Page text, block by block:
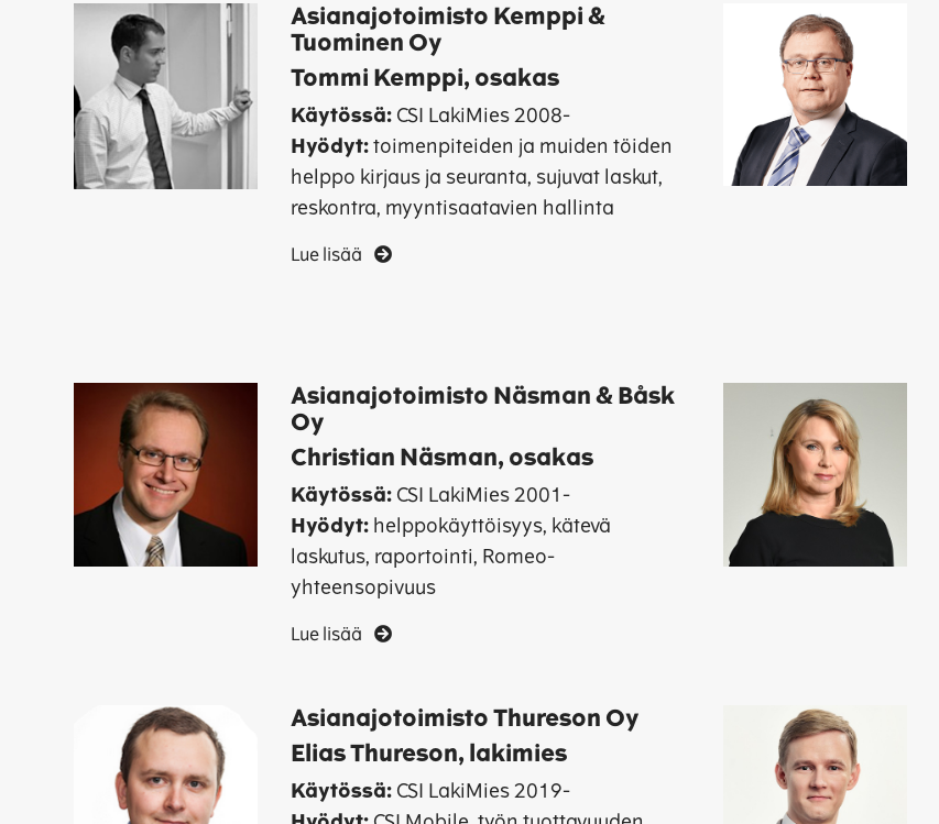
Asianajotoimisto Kemppi &
Tuominen Oy
Tommi Kemppi, osakas
Käytössä:CSI LakiMies 2008-
Hyödyt:toimenpiteiden ja muiden töiden
helppo kirjaus ja seuranta, sujuvat laskut,
reskontra, myyntisaatavien hallinta
Lue lisää
Asianajotoimisto Näsman & Båsk
Oy
Christian Näsman, osakas
Käytössä: CSI LakiMies 2001-
Hyödyt:helppokäyttöisyys, kätevä
laskutus, raportointi, Romeo-
yhteensopivuus
Lue lisää
Asianajotoimisto Thureson Oy
Elias Thureson, lakimies
Käytössä:CSI LakiMies 2019-